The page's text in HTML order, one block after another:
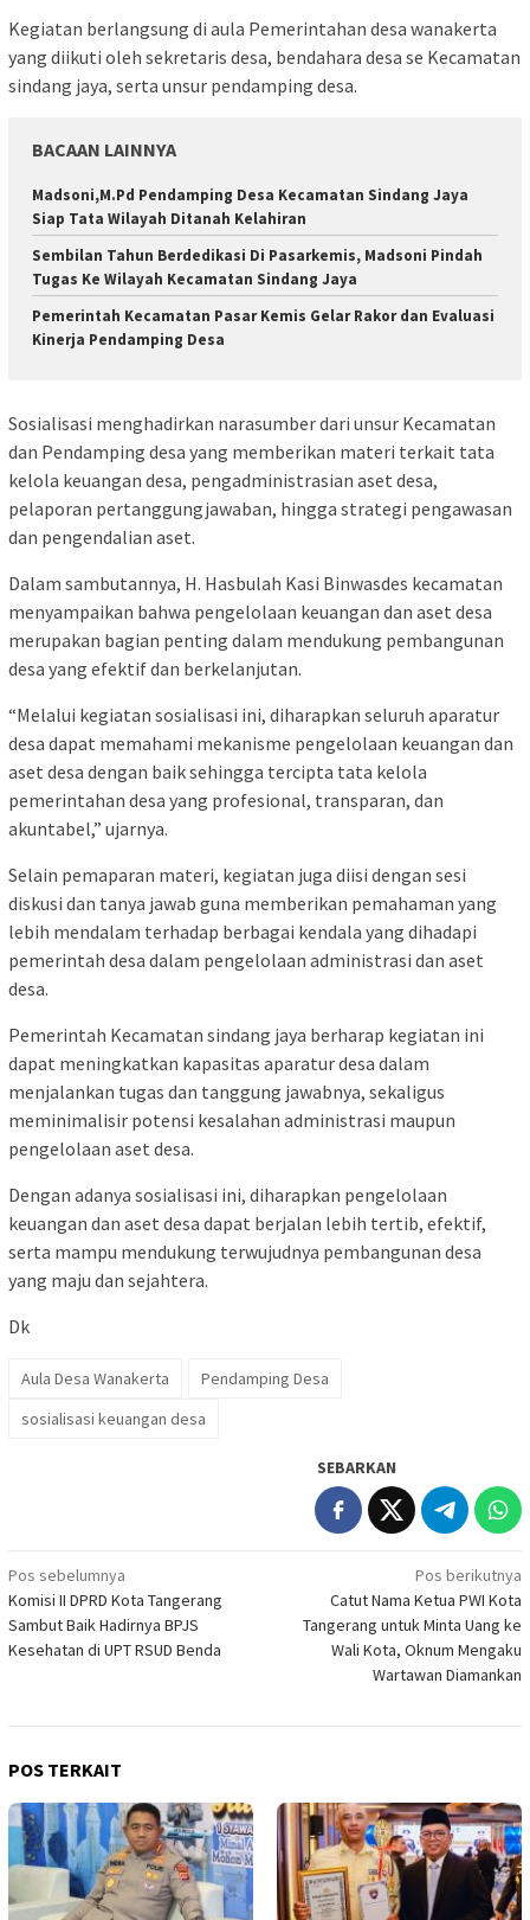
Kegiatan berlangsung di aula Pemerintahan desa wanakerta
yang diikuti oleh sekretaris desa, bendahara desa se Kecamatan
sindang jaya, serta unsur pendamping desa.
BACAAN LAINNYA
Madsoni,M.Pd Pendamping Desa Kecamatan Sindang Jaya
Siap Tata Wilayah Ditanah Kelahiran
Sembilan Tahun Berdedikasi Di Pasarkemis, Madsoni Pindah
Tugas Ke Wilayah Kecamatan Sindang Jaya
Pemerintah Kecamatan Pasar Kemis Gelar Rakor dan Evaluasi
Kinerja Pendamping Desa
Sosialisasi menghadirkan narasumber dari unsur Kecamatan
dan Pendamping desa yang memberikan materi terkait tata
kelola keuangan desa, pengadministrasian aset desa,
pelaporan pertanggungjawaban, hingga strategi pengawasan
dan pengendalian aset.
Dalam sambutannya, H. Hasbulah Kasi Binwasdes kecamatan
menyampaikan bahwa pengelolaan keuangan dan aset desa
merupakan bagian penting dalam mendukung pembangunan
desa yang efektif dan berkelanjutan.
“Melalui kegiatan sosialisasi ini, diharapkan seluruh aparatur
desa dapat memahami mekanisme pengelolaan keuangan dan
aset desa dengan baik sehingga tercipta tata kelola
pemerintahan desa yang profesional, transparan, dan
akuntabel,” ujarnya.
Selain pemaparan materi, kegiatan juga diisi dengan sesi
diskusi dan tanya jawab guna memberikan pemahaman yang
lebih mendalam terhadap berbagai kendala yang dihadapi
pemerintah desa dalam pengelolaan administrasi dan aset
desa.
Pemerintah Kecamatan sindang jaya berharap kegiatan ini
dapat meningkatkan kapasitas aparatur desa dalam
menjalankan tugas dan tanggung jawabnya, sekaligus
meminimalisir potensi kesalahan administrasi maupun
pengelolaan aset desa.
Dengan adanya sosialisasi ini, diharapkan pengelolaan
keuangan dan aset desa dapat berjalan lebih tertib, efektif,
serta mampu mendukung terwujudnya pembangunan desa
yang maju dan sejahtera.
Dk
Aula Desa Wanakerta
Pendamping Desa
sosialisasi keuangan desa
SEBARKAN
Navigasi
pos
Pos sebelumnya
Komisi II DPRD Kota Tangerang
Sambut Baik Hadirnya BPJS
Kesehatan di UPT RSUD Benda
Pos berikutnya
Catut Nama Ketua PWI Kota
Tangerang untuk Minta Uang ke
Wali Kota, Oknum Mengaku
Wartawan Diamankan
POS TERKAIT